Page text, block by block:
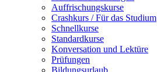
Auffrischungskurse
Crashkurs / Für das Studium
Schnellkurse
Standardkurse
Konversation und Lektüre
Prüfungen
Bildungsurlaub